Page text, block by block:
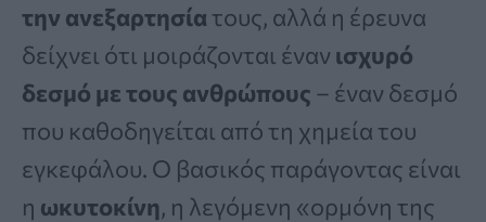
την ανεξαρτησία τους, αλλά η έρευνα
δείχνει ότι μοιράζονται έναν ισχυρό
δεσμό με τους ανθρώπους – έναν δεσμό
που καθοδηγείται από τη χημεία του
εγκεφάλου. Ο βασικός παράγοντας είναι
η ωκυτοκίνη, η λεγόμενη «ορμόνη της